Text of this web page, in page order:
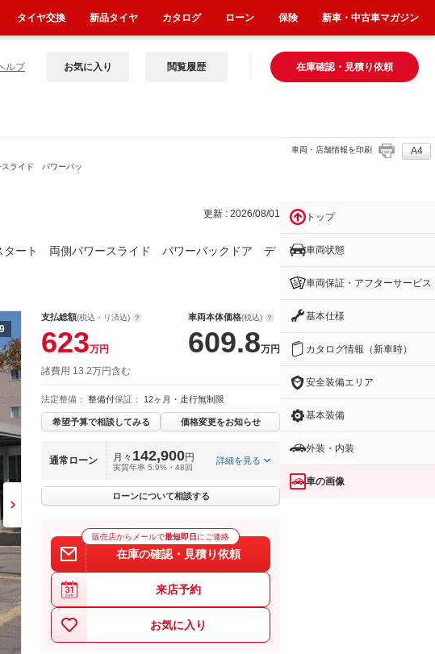
ルプ 在庫確認・見積り依頼
お気に入り 閲覧履歴
ライド パワーバッ
車両・店舗情報を印刷 A4
更新 : 2026/08/01
タート 両側パワースライド パワーバックドア デ
支払総額(税込・リ済込)
623万円
車両本体価格(税込)
609.8万円
諸費用 13.2万円含む
法定整備： 整備付保証： 12ヶ月・走行無制限
希望予算で相談してみる 価格変更をお知らせ
通常ローン 月々 142,900円
実質年率 5.9%・48回
詳細を見る
ローンについて相談する
販売店からメールで最短即日 にご連絡
在庫の確認・見積り依頼
来店予約
お気に入り
トップ
車両状態
車両保証・アフターサービス
基本仕様
カタログ情報（新車時）
安全装備エリア
基本装備
外装・内装
車の画像
タイヤ交換 新品タイヤ カタログ ローン 保険 新車・中古車マガジン